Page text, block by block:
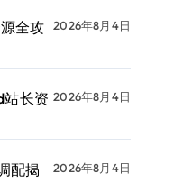
全攻
2026年8月4日
长资 2026年8月4日
配揭
2026年8月4日